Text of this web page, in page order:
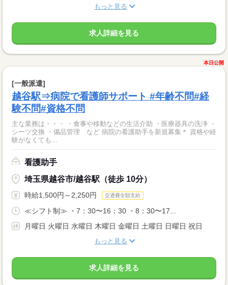
もっと見る
求人詳細を見る
本日公開
[一般派遣]
越谷駅⇒病院で看護師サポート #年齢不問#経
験不問#資格不問
主な業務は・・・ ・食事や移動などの生活介助 ・医療器具の洗浄 ・
シーツ交換 ・備品管理 など 病院の看護助手を新規募集＊ 資格や経
験がなくても...
看護助手
埼玉県越谷市/越谷駅（徒歩 10分）
時給1,500円～2,250円 交通費全額支給
≪シフト制≫ ・7：30〜16：30 ・8：30〜17...
月曜日 火曜日 水曜日 木曜日 金曜日 土曜日 日曜日 祝日
もっと見る
求人詳細を見る